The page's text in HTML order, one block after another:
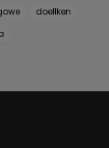
doellken